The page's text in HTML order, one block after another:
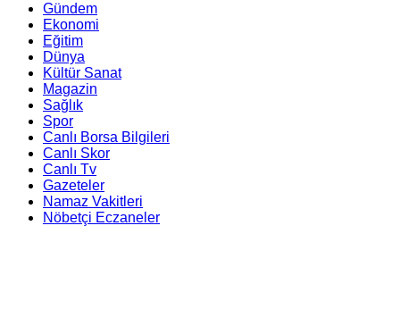
Gündem
Ekonomi
Eğitim
Dünya
Kültür Sanat
Magazin
Sağlık
Spor
Canlı Borsa Bilgileri
Canlı Skor
Canlı Tv
Gazeteler
Namaz Vakitleri
Nöbetçi Eczaneler